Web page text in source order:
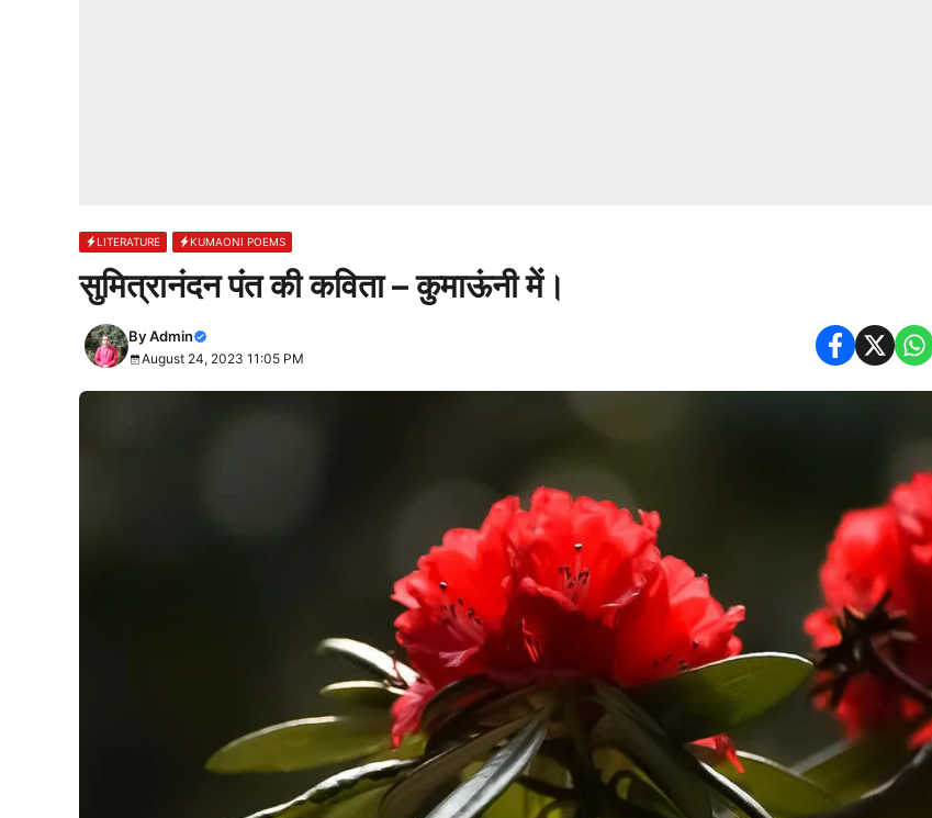
LITERATURE KUMAONI POEMS
सुमित्रानंदन पंत की कविता – कुमाऊंनी में।
ByAdmin
August 24, 2023 11:05 PM